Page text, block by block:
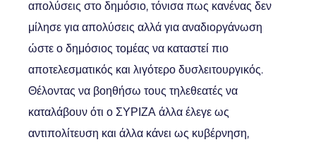
απολύσεις στο δημόσιο, τόνισα πως κανένας δεν
μίλησε για απολύσεις αλλά για αναδιοργάνωση
ώστε ο δημόσιος τομέας να καταστεί πιο
αποτελεσματικός και λιγότερο δυσλειτουργικός.
Θέλοντας να βοηθήσω τους τηλεθεατές να
καταλάβουν ότι ο ΣΥΡΙΖΑ άλλα έλεγε ως
αντιπολίτευση και άλλα κάνει ως κυβέρνηση,